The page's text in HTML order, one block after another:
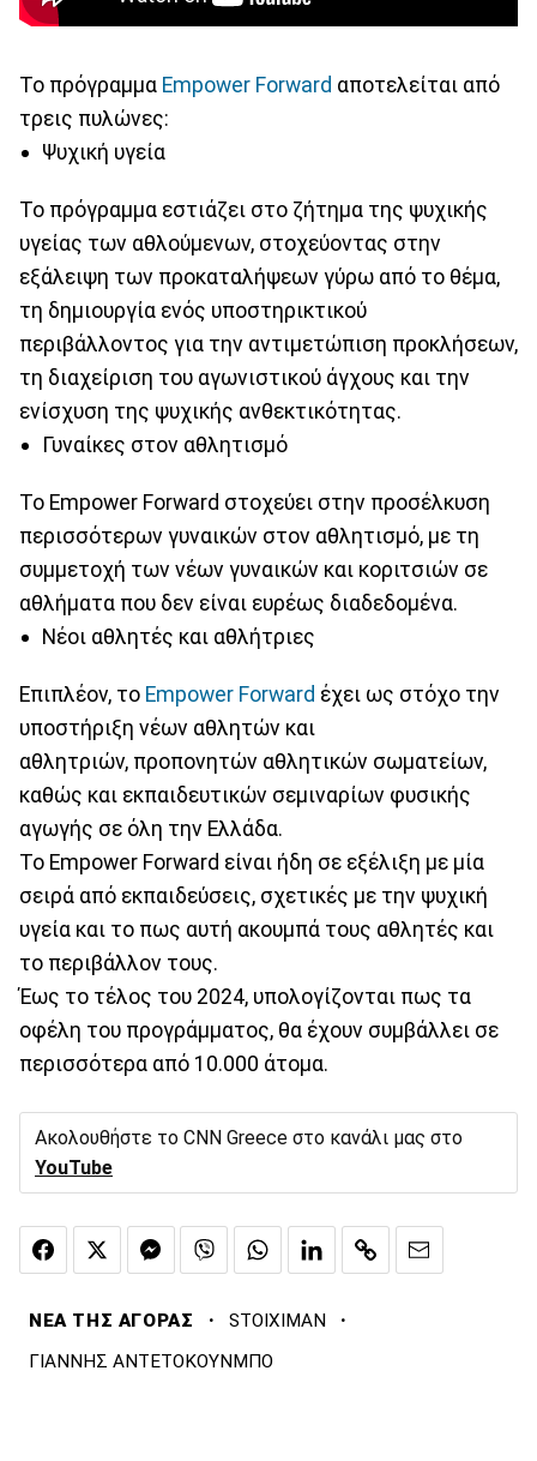
Το πρόγραμμα Εmpower Forward αποτελείται από
τρεις πυλώνες:
Ψυχική υγεία
Το πρόγραμμα εστιάζει στο ζήτημα της ψυχικής
υγείας των αθλούμενων, στοχεύοντας στην
εξάλειψη των προκαταλήψεων γύρω από το θέμα,
τη δημιουργία ενός υποστηρικτικού
περιβάλλοντος για την αντιμετώπιση προκλήσεων,
τη διαχείριση του αγωνιστικού άγχους και την
ενίσχυση της ψυχικής ανθεκτικότητας.
Γυναίκες στον αθλητισμό
Το Empower Forward στοχεύει στην προσέλκυση
περισσότερων γυναικών στον αθλητισμό, με τη
συμμετοχή των νέων γυναικών και κοριτσιών σε
αθλήματα που δεν είναι ευρέως διαδεδομένα.
Νέοι αθλητές και αθλήτριες
Επιπλέον, το Εmpower Forward έχει ως στόχο την
υποστήριξη νέων αθλητών και
αθλητριών, προπονητών αθλητικών σωματείων,
καθώς και εκπαιδευτικών σεμιναρίων φυσικής
αγωγής σε όλη την Ελλάδα.
Το Empower Forward είναι ήδη σε εξέλιξη με μία
σειρά από εκπαιδεύσεις, σχετικές με την ψυχική
υγεία και το πως αυτή ακουμπά τους αθλητές και
το περιβάλλον τους.
Έως το τέλος του 2024, υπολογίζονται πως τα
οφέλη του προγράμματος, θα έχουν συμβάλλει σε
περισσότερα από 10.000 άτομα.
Ακολουθήστε το CNN Greece στο κανάλι μας στο
YouTube
ΝΕΑ ΤΗΣ ΑΓΟΡΑΣ · STOIXIMAN ·
ΓΙΑΝΝΗΣ ΑΝΤΕΤΟΚΟΥΝΜΠΟ